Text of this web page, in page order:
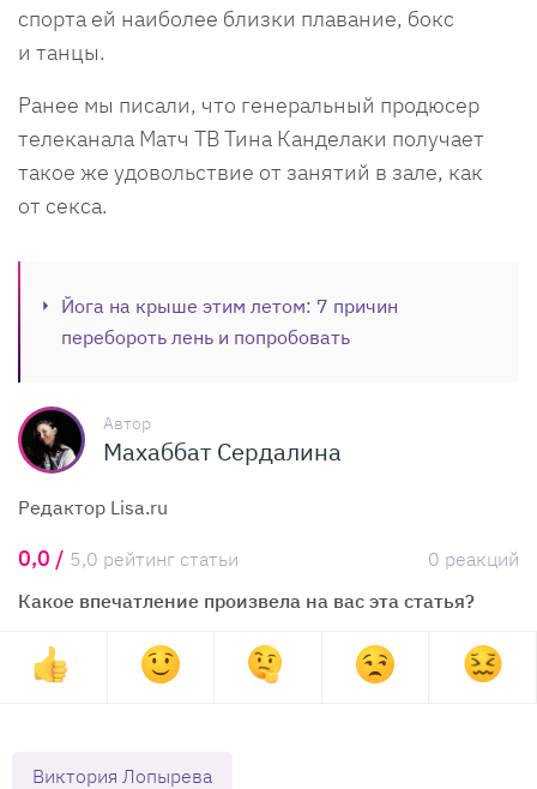
спорта ей наиболее близки плавание, бокс
и танцы.
Ранее мы писали, что генеральный продюсер
телеканала Матч ТВ Тина Канделаки получает
такое же удовольствие от занятий в зале, как
от секса.
Йога на крыше этим летом: 7 причин
перебороть лень и попробовать
Автор
Махаббат Сердалина
Редактор Lisa.ru
0,0 / 5,0 рейтинг статьи
0 реакций
Какое впечатление произвела на вас эта статья?
Виктория Лопырева